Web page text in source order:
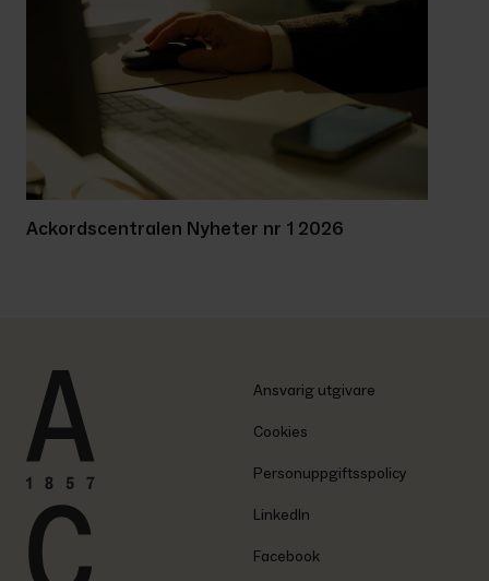
Ackordscentralen Nyheter nr 1 2026
Ansvarig utgivare
Cookies
Personuppgiftsspolicy
LinkedIn
Facebook